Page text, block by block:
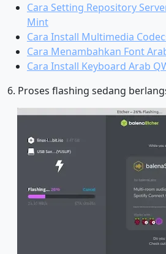
Cara Setting Repository
Mint
Cara Install Multimedia
Cara Menambahkan Font
Cara Install Keyboard Arab
6. Proses flashing sedang